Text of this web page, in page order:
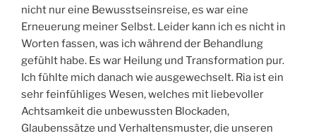
nicht nur eine Bewusstseinsreise, es war eine
Erneuerung meiner Selbst. Leider kann ich es nicht in
Worten fassen, was ich während der Behandlung
gefühlt habe. Es war Heilung und Transformation pur.
Ich fühlte mich danach wie ausgewechselt. Ria ist ein
sehr feinfühliges Wesen, welches mit liebevoller
Achtsamkeit die unbewussten Blockaden,
Glaubenssätze und Verhaltensmuster, die unseren